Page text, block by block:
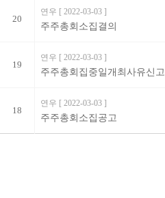
20
연우 [ 2022-03-03 ]
주주총회소집결의
19
연우 [ 2022-03-03 ]
주주총회집중일개최사유신고
18
연우 [ 2022-03-03 ]
주주총회소집공고